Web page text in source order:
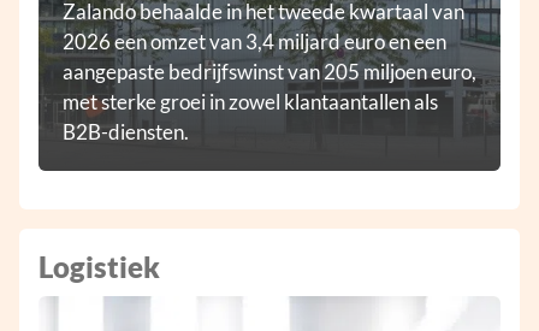
Zalando behaalde in het tweede kwartaal van
2026 een omzet van 3,4 miljard euro en een
aangepaste bedrijfswinst van 205 miljoen euro,
met sterke groei in zowel klantaantallen als
B2B-diensten.
Logistiek